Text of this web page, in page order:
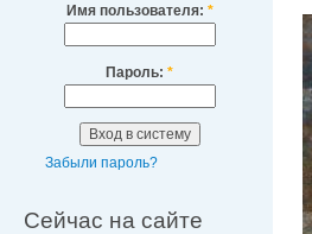
Имя пользователя: *
Пароль: *
Забыли пароль?
Сейчас на сайте